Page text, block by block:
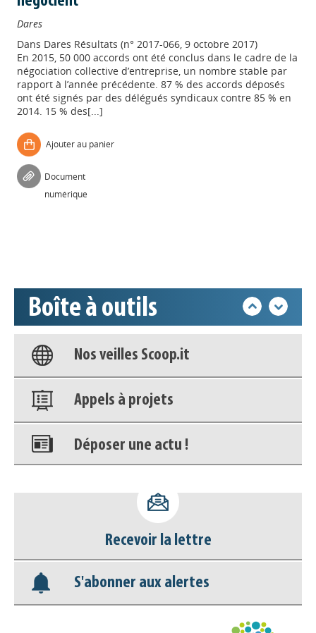
Dares
Dans Dares Résultats (n° 2017-066, 9 octobre 2017)
En 2015, 50 000 accords ont été conclus dans le cadre de la
négociation collective d’entreprise, un nombre stable par
rapport à l’année précédente. 87 % des accords déposés
ont été signés par des délégués syndicaux contre 85 % en
2014. 15 % des[...]
Ajouter au panier
Document
numérique
Boîte à outils
Base documentaire
Nos veilles Scoop.it
Appels à projets
Déposer une actu !
déconnecter)
Base documentaire
Nos veilles Scoop.it
Recevoir la lettre
S'abonner aux alertes